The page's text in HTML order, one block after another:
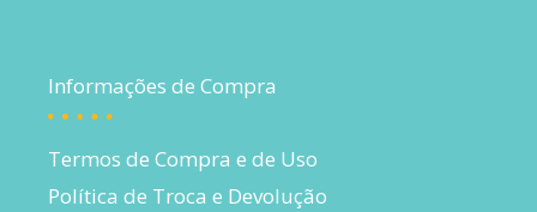
Informações de Compra
Termos de Compra e de Uso
Política de Troca e Devolução